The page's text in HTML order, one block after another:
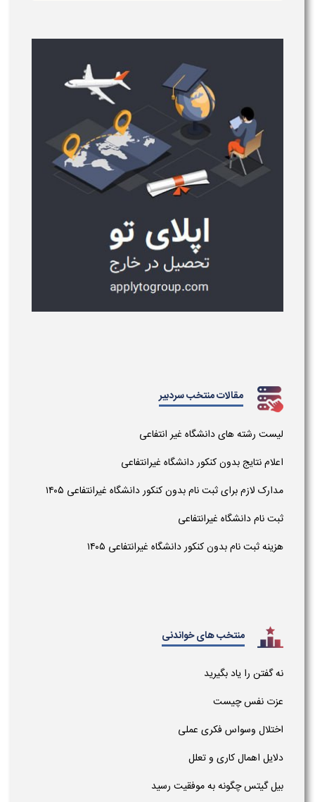
مقالات منتخب سردبیر
لیست رشته های دانشگاه غیر انتفاعی
اعلام نتایج بدون کنکور دانشگاه غیرانتفاعی
مدارک لازم برای ثبت نام بدون کنکور دانشگاه غیرانتفاعی ۱۴۰۵
ثبت نام دانشگاه غیرانتفاعی
هزینه ثبت نام بدون کنکور دانشگاه غیرانتفاعی ۱۴۰۵
منتخب های خواندنی
نه گفتن را یاد بگیرید
عزت نفس چیست
اختلال وسواس فکری عملی
دلایل اهمال کاری و تعلل
بیل گیتس چگونه به موفقیت رسید